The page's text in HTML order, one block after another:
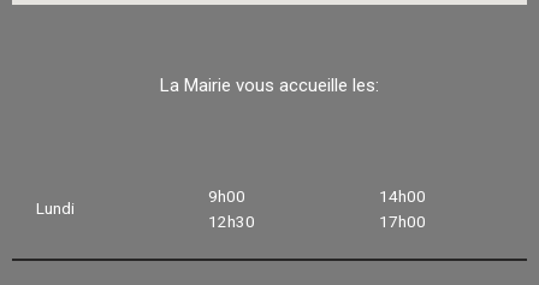
La Mairie vous accueille les:
Lundi
9h00
12h30
14h00
17h00